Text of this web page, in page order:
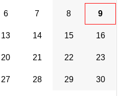
6 7 8 9
13 14 15 16
20 21 22 23
27 28 29 30